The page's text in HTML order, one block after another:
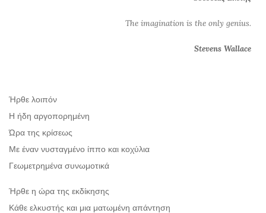
The imagination is the only genius.
Stevens Wallace
Ήρθε λοιπόν
Η ήδη αργοπορημένη
Ώρα της κρίσεως
Με έναν νυσταγμένο ίππο και κοχύλια
Γεωμετρημένα συνωμοτικά
Ήρθε η ώρα της εκδίκησης
Κάθε ελκυστής και μια ματωμένη απάντηση